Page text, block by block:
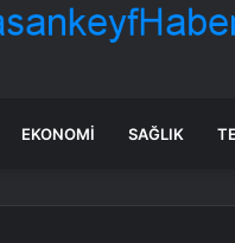
EKONOMI SAĞLIK